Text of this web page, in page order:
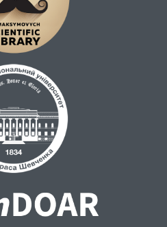
літератури / І.
2009. – 320с.
Т. Шевченка –
античної
літератури /
спадщина і
літератури.
література / В. І.
– К., 2008. – 718 с.
літературою /
– 1975. – No 3. – С.